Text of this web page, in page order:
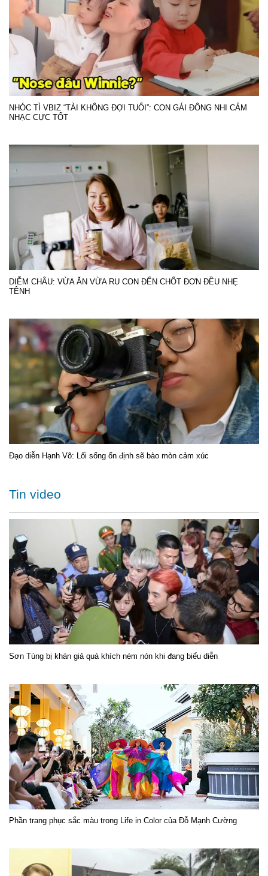
NHÓC TÌ VBIZ “TÀI KHÔNG ĐỢI TUỔI”: CON GÁI ĐÔNG NHI CẢM
NHẠC CỰC TỐT
DIỄM CHÂU: VỪA ĂN VỪA RU CON ĐẾN CHỐT ĐƠN ĐỀU NHẸ
TÊNH
Đạo diễn Hạnh Võ: Lối sống ổn định sẽ bào mòn cảm xúc
Tin video
Sơn Tùng bị khán giả quá khích ném nón khi đang biểu diễn
Phần trang phục sắc màu trong Life in Color của Đỗ Mạnh Cường